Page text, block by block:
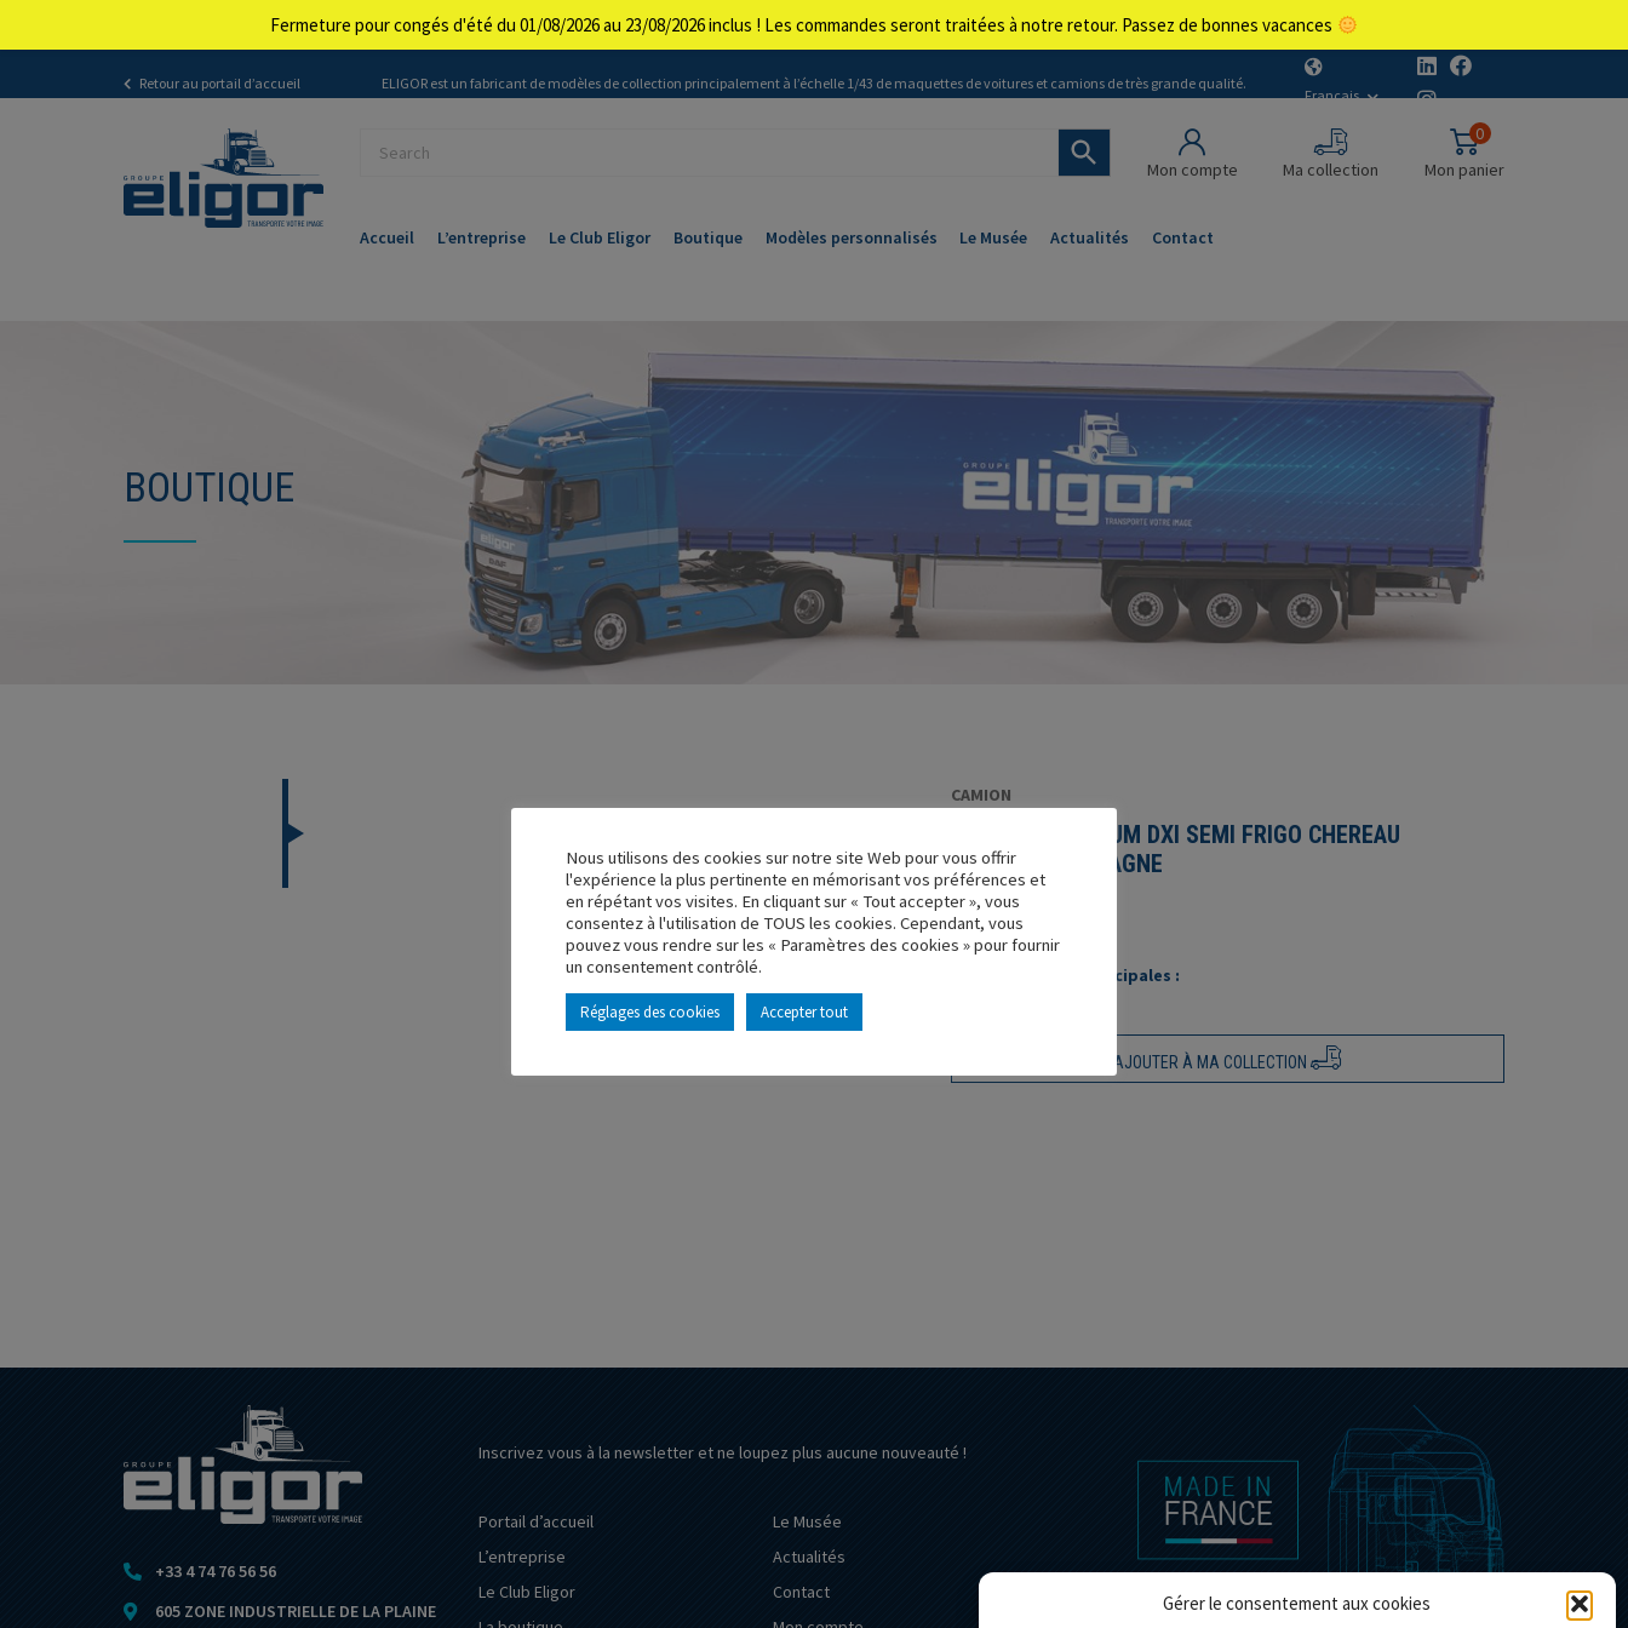
Gérer le consentement aux cookies
Retour au portail d’accueil ELIGOR est un fabricant de modèles de collection principalement à l’échelle 1/43 de maquettes de voitures et camions de très grande qualité.
Français
Mon compte Ma collection
0
Mon panier
Accueil L’entreprise Le Club Eligor Boutique Modèles personnalisés Le Musée Actualités Contact
BOUTIQUE
CAMION
RENAULT PREMIUM DXI SEMI FRIGO CHEREAU
TRANSPORTS GAGNE
Réf. : 113949
Rupture de stock
Caractéristique principales :
AJOUTER À MA COLLECTION
+33 4 74 76 56 56
605 ZONE INDUSTRIELLE DE LA PLAINE
Inscrivez vous à la newsletter et ne loupez plus aucune nouveauté !
Portail d’accueil
L’entreprise
Le Club Eligor
Le Musée
Actualités
Contact
Nous utilisons des cookies sur notre site Web pour vous offrir
l'expérience la plus pertinente en mémorisant vos préférences et
en répétant vos visites. En cliquant sur « Tout accepter », vous
consentez à l'utilisation de TOUS les cookies. Cependant, vous
pouvez vous rendre sur les « Paramètres des cookies » pour fournir
un consentement contrôlé.
Réglages des cookies Accepter tout
Fermeture pour congés d'été du 01/08/2026 au 23/08/2026 inclus ! Les commandes seront traitées à notre retour. Passez de bonnes vacances